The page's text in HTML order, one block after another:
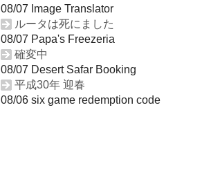
08/07 Image Translator
ルータは死にました
08/07 Papa's Freezeria
確変中
08/07 Desert Safar Booking
平成30年 迎春
08/06 six game redemption code